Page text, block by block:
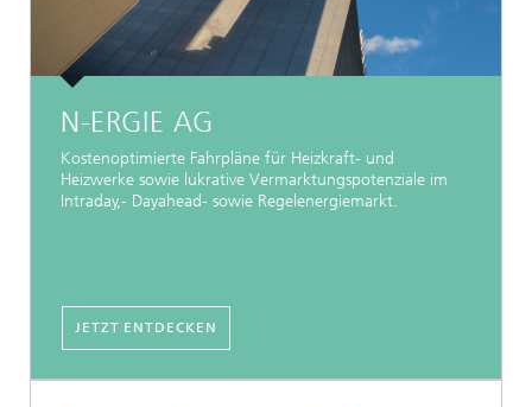
N-ERGIE AG
Kostenoptimierte Fahrpläne für Heizkraft- und
Heizwerke sowie lukrative Vermarktungspotenziale im
Intraday,- Dayahead- sowie Regelenergiemarkt.
JETZT ENTDECKEN